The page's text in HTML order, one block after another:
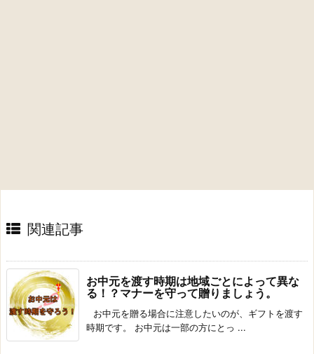
関連記事
お中元を渡す時期は地域ごとによって異な
る！？マナーを守って贈りましょう。
お中元を贈る場合に注意したいのが、ギフトを渡す
時期です。 お中元は一部の方にとっ ...